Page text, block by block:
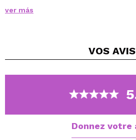
Des outils essentiels, fruits de la
concrète. Des coupes pensées
une grande polyvalence.
Fibres naturelles et
L'ensemble comprend les pinceaux
ver más
VOS AVIS
Donnez votre